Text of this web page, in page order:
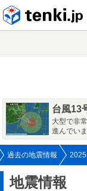
台風13
大型で非
進んでい
過去の地震情報
地震情報